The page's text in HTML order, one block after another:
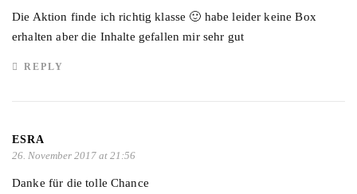
Die Aktion finde ich richtig klasse 🙂 habe leider keine Box
erhalten aber die Inhalte gefallen mir sehr gut
REPLY
ESRA
26. November 2017 at 21:56
Danke für die tolle Chance